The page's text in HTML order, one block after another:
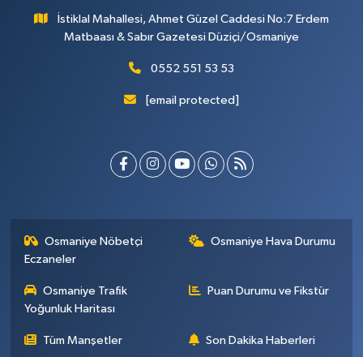
İstiklal Mahallesi, Ahmet Güzel Caddesi No:7 Erdem
Matbaası & Sabır Gazetesi Düziçi/Osmaniye
0552 551 53 53
[email protected]
Osmaniye Nöbetçi
Eczaneler
Osmaniye Hava Durumu
Osmaniye Trafik
Yoğunluk Haritası
Puan Durumu ve Fikstür
Tüm Manşetler Son Dakika Haberleri